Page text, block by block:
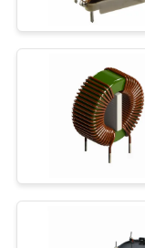
เสนอ
เว็บไซต์